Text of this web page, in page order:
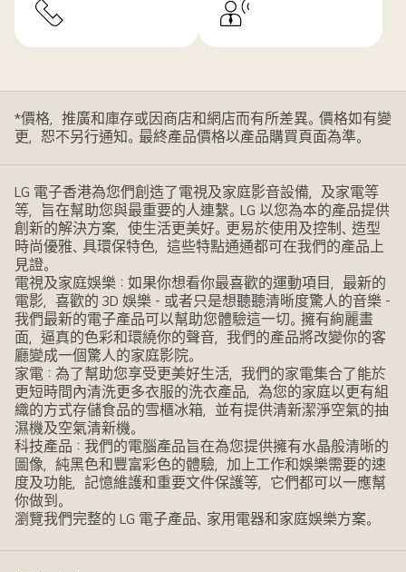
*價格，推廣和庫存或因商店和網店而有所差異。價格如有變
更，恕不另行通知。最終產品價格以產品購買頁面為準。
LG 電子香港為您們創造了電視及家庭影音設備，及家電等
等，旨在幫助您與最重要的人連繫。LG 以您為本的產品提供
創新的解決方案，使生活更美好。更易於使用及控制、造型
時尚優雅、具環保特色，這些特點通通都可在我們的產品上
見證。
電視及家庭娛樂：如果你想看你最喜歡的運動項目，最新的
電影，喜歡的 3D 娛樂 - 或者只是想聽聽清晰度驚人的音樂 -
我們最新的電子產品可以幫助您體驗這一切。擁有絢麗畫
面，逼真的色彩和環繞你的聲音，我們的產品將改變你的客
廳變成一個驚人的家庭影院。
家電：為了幫助您享受更美好生活，我們的家電集合了能於
更短時間內清洗更多衣服的洗衣產品，為您的家庭以更有組
織的方式存儲食品的雪櫃冰箱，並有提供清新潔淨空氣的抽
濕機及空氣清新機。
科技產品：我們的電腦產品旨在為您提供擁有水晶般清晰的
圖像，純黑色和豐富彩色的體驗，加上工作和娛樂需要的速
度及功能，記憶維護和重要文件保護等，它們都可以一應幫
你做到。
瀏覽我們完整的 LG 電子產品、家用電器和家庭娛樂方案。